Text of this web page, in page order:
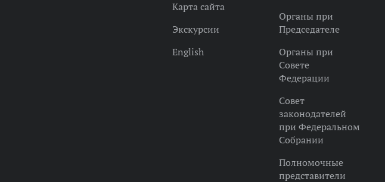
Карта сайта
Экскурсии
English
Органы при
Председателе
Органы при
Совете
Федерации
Совет
законодателей
при Федеральном
Собрании
Полномочные
представители